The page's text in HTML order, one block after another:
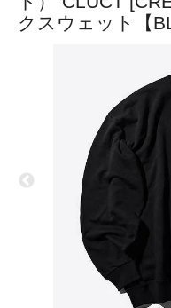
クスウェット【